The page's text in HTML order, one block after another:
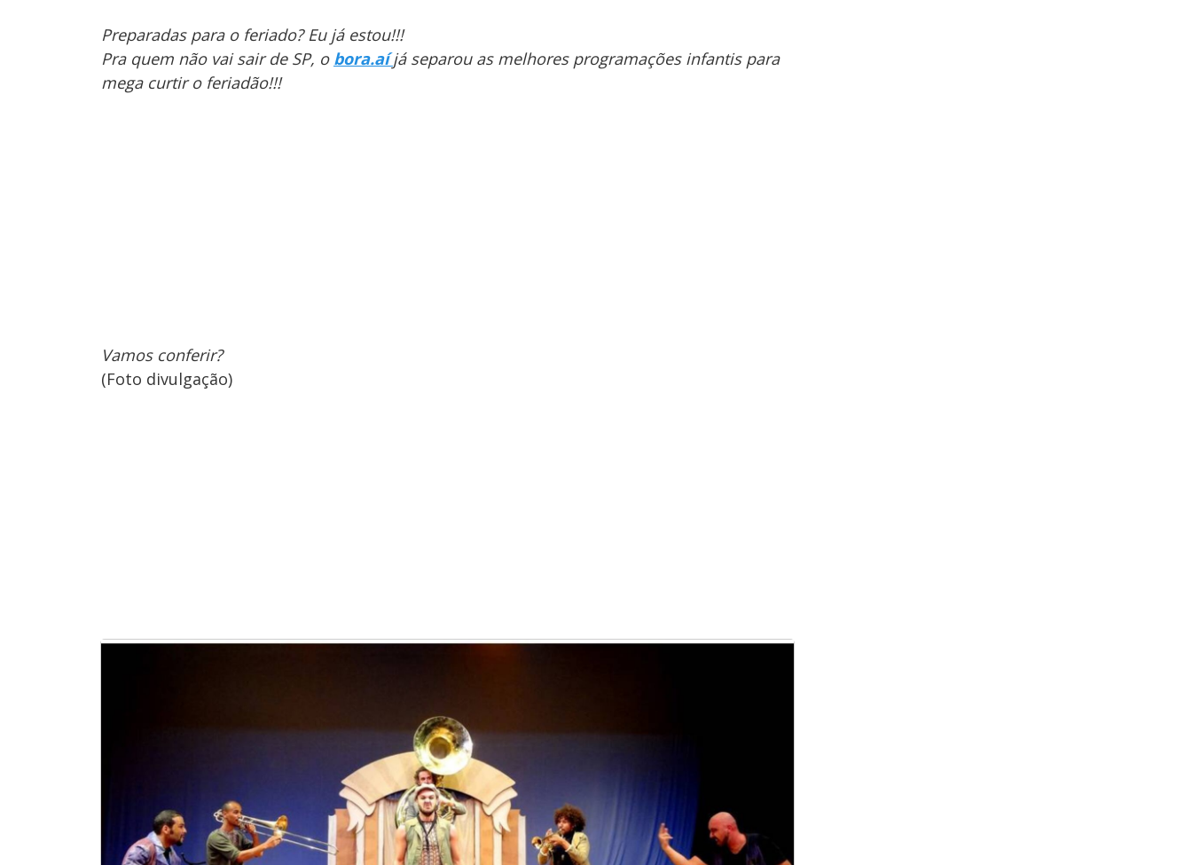
Preparadas para o feriado? Eu já estou!!!
Pra quem não vai sair de SP, o bora.aíjá separou as melhores programações infantis para
mega curtir o feriadão!!!
Vamos conferir?
(Foto divulgação)